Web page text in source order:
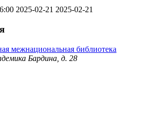
2025-02-21 2025-02-21
межнациональная библиотека
Бардина, д. 28